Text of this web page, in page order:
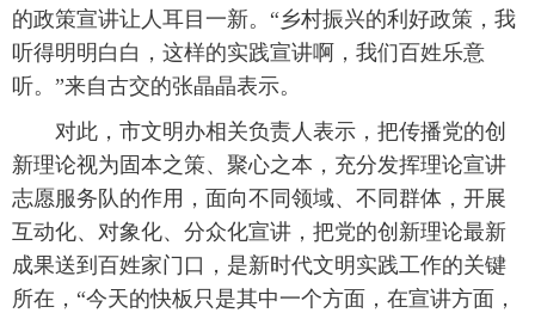
的政策宣讲让人耳目一新。“乡村振兴的利好政策，我
听得明明白白，这样的实践宣讲啊，我们百姓乐意
听。”来自古交的张晶晶表示。
对此，市文明办相关负责人表示，把传播党的创
新理论视为固本之策、聚心之本，充分发挥理论宣讲
志愿服务队的作用，面向不同领域、不同群体，开展
互动化、对象化、分众化宣讲，把党的创新理论最新
成果送到百姓家门口，是新时代文明实践工作的关键
所在，“今天的快板只是其中一个方面，在宣讲方面，